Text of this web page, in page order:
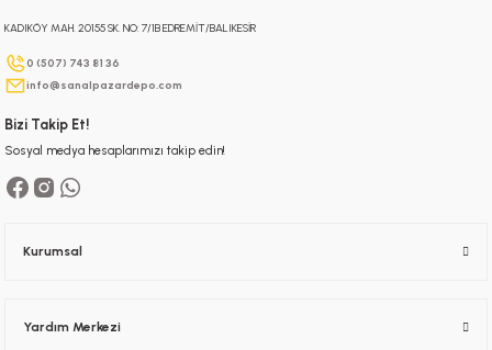
KADIKÖY MAH. 20155 SK. NO: 7/1B EDREMİT/BALIKESİR
0 (507) 743 81 36
info@sanalpazardepo.com
Bizi Takip Et!
Sosyal medya hesaplarımızı takip edin!
Kurumsal
Yardım Merkezi